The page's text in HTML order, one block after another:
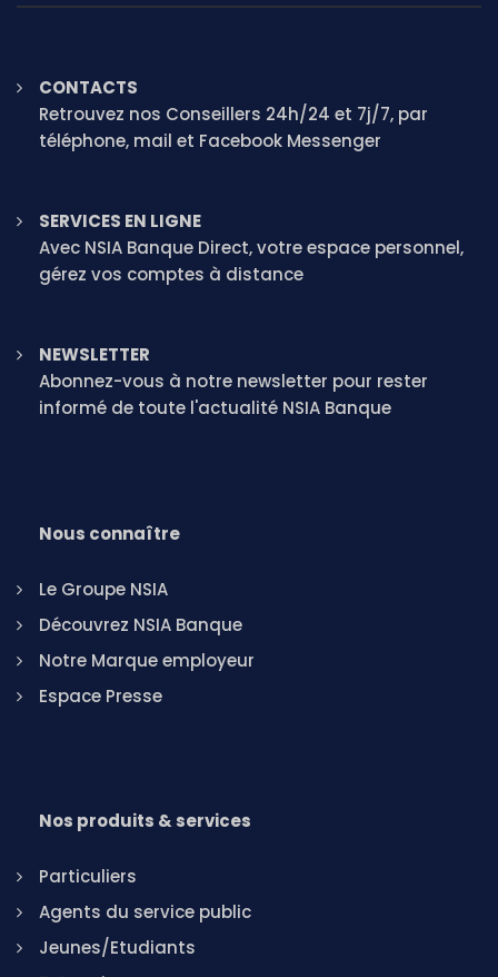
CONTACTS
Retrouvez nos Conseillers 24h/24 et 7j/7, par
téléphone, mail et Facebook Messenger
SERVICES EN LIGNE
Avec NSIA Banque Direct, votre espace personnel,
gérez vos comptes à distance
NEWSLETTER
Abonnez-vous à notre newsletter pour rester
informé de toute l'actualité NSIA Banque
Nous connaître
Le Groupe NSIA
Découvrez NSIA Banque
Notre Marque employeur
Espace Presse
Nos produits & services
Particuliers
Agents du service public
Jeunes/Etudiants